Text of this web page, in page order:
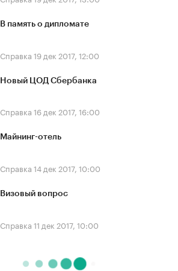
В память о дипломате
Справка 19 дек 2017, 12:00
Новый ЦОД Сбербанка
Справка 16 дек 2017, 16:00
Майнинг-отель
Справка 14 дек 2017, 10:00
Визовый вопрос
Справка 11 дек 2017, 10:00